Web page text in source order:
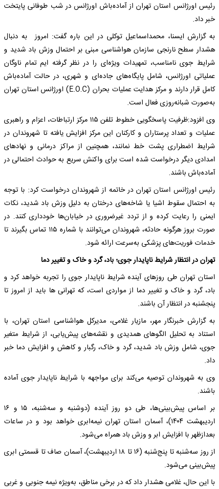
رئیس اورژانس استان تهران از آماده‌باش اورژانس در شب طوفانی پایتخت
خبر داد.
به گزارش ایسنا، محمداسماعیل توکلی در این باره گفت: امروز به دنبال
هشدار سطح نارنجی سازمان هواشناسی مبنی بر احتمال وزش باد شدید و
شرایط جوی نامناسب، تمهیدات ویژه‌ای را در نظر گرفته ایم تمام ناوگان
عملیاتی اورژانس، شامل پایگاه‌های جاده‌ای و شهری، در حالت آماده‌باش
کامل قرار دارند و مرکز هدایت عملیات بحران (E.O.C) اورژانس استان تهران
به‌صورت شبانه‌روزی فعال است.
وی افزود:ظرفیت پاسخگویی خطوط تلفن ۱۱۵ مرکز ارتباطات، اعزام و راهبری
عملیات و تعداد پرستاران و کارکنان این مرکز افزایش یافته تا شهروندان در
شرایط اضطراری پشت خط نمانند، همچنین از مراکز درمانی و نهادهای
امدادی دیگر درخواست شده است برای واکنش سریع به حوادث احتمالی در
آماده‌باش باشند.
رئیس اورژانس استان تهران در خاتمه از شهروندان درخواست کرد: با توجه
به احتمال سقوط اشیا یا شاخه‌های درختان به دلیل وزش باد شدید، نکات
ایمنی را رعایت کرده و از تردد غیرضروری در خیابان‌ها خودداری کنند. در
صورت بروز هرگونه حادثه، شهروندان می‌توانند با شماره ۱۱۵ تماس بگیرند تا
خدمات فوریت‌های پزشکی به‌سرعت ارائه شود.
تهران در انتظار شرایط ناپایدار جوی؛ باد، گرد و خاک و تغییر دما
استان تهران طی روزهای آینده شرایط ناپایدار جوی را تجربه خواهد کرد و
باد، گرد و خاک و تغییر دما از مواردی است، که تهرانی ها باید از امروز تا
پنجشنبه در انتظار آن باشند.
به گزارش خبرنگار مهر، مازیار غلامی، مدیرکل هواشناسی استان تهران، با
استناد به تحلیل الگوهای همدیدی و نقشه‌های پیش‌یابی، از شرایط متغیر
جوی، شامل وزش باد شدید، گرد و خاک، رگبار و کاهش و افزایش دما خبر
داد.
وی به شهروندان توصیه می‌کند برای مواجهه با شرایط ناپایدار جوی آماده
باشند.
بر اساس پیش‌بینی‌ها، طی دو روز آینده (دوشنبه و سه‌شنبه، ۱۵ و ۱۶
اردیبهشت ۱۴۰۴)، آسمان استان تهران نیمه‌ابری خواهد بود و در ساعات
بعدازظهر با افزایش ابر و وزش باد همراه می‌شود.
از روز سه‌شنبه تا پنج‌شنبه (۱۶ تا ۱۸ اردیبهشت)، آسمان صاف تا قسمتی ابری
پیش‌بینی می‌شود.
با این حال، غلامی هشدار داد که در برخی مناطق، به‌ویژه نیمه جنوبی و غربی